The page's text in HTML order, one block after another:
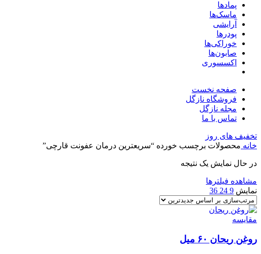
پمادها
ماسک‌ها
آرایشی
پودرها
خوراکی‌ها
صابون‌ها
اکسسوری
صفحه نخست
فروشگاه نازگل
مجله نازگل
تماس با ما
تخفیف های روز
خانه محصولات برچسب خورده “سریعترین درمان عفونت قارچی”
در حال نمایش یک نتیجه
مشاهده فیلترها
نمایش 9
24
36
مقایسه
روغن ریحان ۶۰ میل